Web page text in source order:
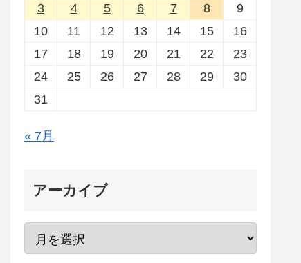
3
4 5 6 7 8
9
10
11 12 13 14 15
16
17
18 19 20 21 22
23
24
25 26 27 28 29
30
31
« 7月
アーカイブ